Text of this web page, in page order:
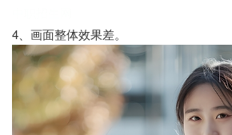
4、画面整体效果差。